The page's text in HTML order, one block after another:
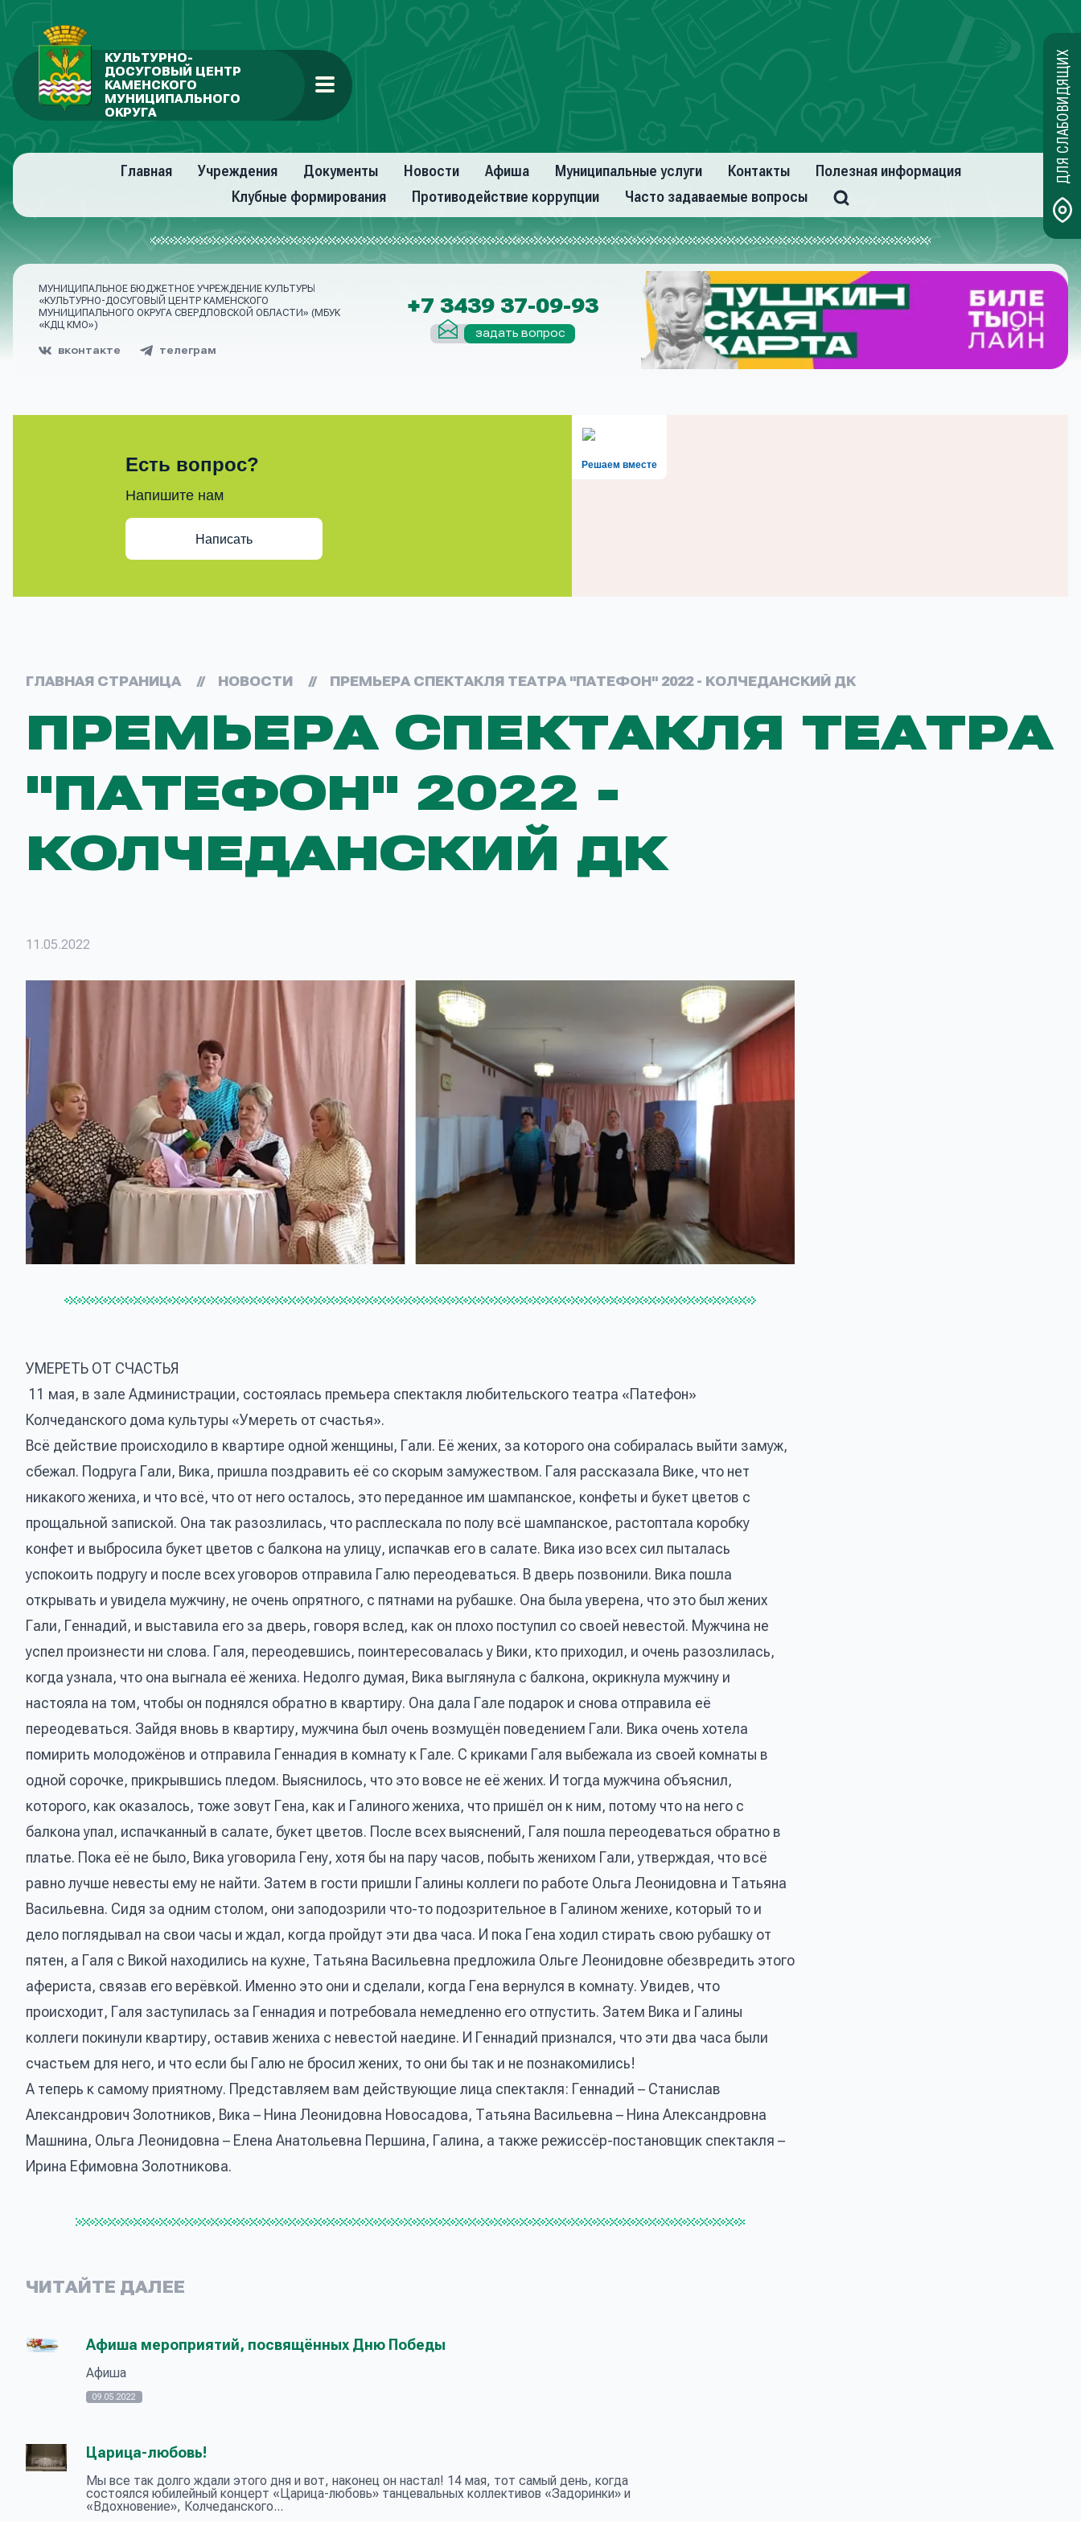
КУЛЬТУРНО-
ДОСУГОВЫЙ ЦЕНТР
КАМЕНСКОГО
МУНИЦИПАЛЬНОГО
ОКРУГА
Главная Учреждения Документы Новости Афиша Муниципальные услуги Контакты
Полезная информация
Клубные формирования
Противодействие коррупции Часто задаваемые вопросы
МУНИЦИПАЛЬНОЕ БЮДЖЕТНОЕ УЧРЕЖДЕНИЕ КУЛЬТУРЫ
«КУЛЬТУРНО-ДОСУГОВЫЙ ЦЕНТР КАМЕНСКОГО
МУНИЦИПАЛЬНОГО ОКРУГА СВЕРДЛОВСКОЙ ОБЛАСТИ» (МБУК
«КДЦ КМО»)
вконтакте телеграм
+7 3439 37-09-93
задать вопрос
Решаем вместе
Есть вопрос?
Напишите нам
Написать
ГЛАВНАЯ СТРАНИЦА // НОВОСТИ // ПРЕМЬЕРА СПЕКТАКЛЯ ТЕАТРА "ПАТЕФОН" 2022 - КОЛЧЕДАНСКИЙ ДК
ПРЕМЬЕРА СПЕКТАКЛЯ ТЕАТРА
"ПАТЕФОН" 2022 -
КОЛЧЕДАНСКИЙ ДК
11.05.2022
УМЕРЕТЬ ОТ СЧАСТЬЯ
11 мая, в зале Администрации, состоялась премьера спектакля любительского театра «Патефон»
Колчеданского дома культуры «Умереть от счастья».
Всё действие происходило в квартире одной женщины, Гали. Её жених, за которого она собиралась выйти замуж,
сбежал. Подруга Гали, Вика, пришла поздравить её со скорым замужеством. Галя рассказала Вике, что нет
никакого жениха, и что всё, что от него осталось, это переданное им шампанское, конфеты и букет цветов с
прощальной запиской. Она так разозлилась, что расплескала по полу всё шампанское, растоптала коробку
конфет и выбросила букет цветов с балкона на улицу, испачкав его в салате. Вика изо всех сил пыталась
успокоить подругу и после всех уговоров отправила Галю переодеваться. В дверь позвонили. Вика пошла
открывать и увидела мужчину, не очень опрятного, с пятнами на рубашке. Она была уверена, что это был жених
Гали, Геннадий, и выставила его за дверь, говоря вслед, как он плохо поступил со своей невестой. Мужчина не
успел произнести ни слова. Галя, переодевшись, поинтересовалась у Вики, кто приходил, и очень разозлилась,
когда узнала, что она выгнала её жениха. Недолго думая, Вика выглянула с балкона, окрикнула мужчину и
настояла на том, чтобы он поднялся обратно в квартиру. Она дала Гале подарок и снова отправила её
переодеваться. Зайдя вновь в квартиру, мужчина был очень возмущён поведением Гали. Вика очень хотела
помирить молодожёнов и отправила Геннадия в комнату к Гале. С криками Галя выбежала из своей комнаты в
одной сорочке, прикрывшись пледом. Выяснилось, что это вовсе не её жених. И тогда мужчина объяснил,
которого, как оказалось, тоже зовут Гена, как и Галиного жениха, что пришёл он к ним, потому что на него с
балкона упал, испачканный в салате, букет цветов. После всех выяснений, Галя пошла переодеваться обратно в
платье. Пока её не было, Вика уговорила Гену, хотя бы на пару часов, побыть женихом Гали, утверждая, что всё
равно лучше невесты ему не найти. Затем в гости пришли Галины коллеги по работе Ольга Леонидовна и Татьяна
Васильевна. Сидя за одним столом, они заподозрили что-то подозрительное в Галином женихе, который то и
дело поглядывал на свои часы и ждал, когда пройдут эти два часа. И пока Гена ходил стирать свою рубашку от
пятен, а Галя с Викой находились на кухне, Татьяна Васильевна предложила Ольге Леонидовне обезвредить этого
афериста, связав его верёвкой. Именно это они и сделали, когда Гена вернулся в комнату. Увидев, что
происходит, Галя заступилась за Геннадия и потребовала немедленно его отпустить. Затем Вика и Галины
коллеги покинули квартиру, оставив жениха с невестой наедине. И Геннадий признался, что эти два часа были
счастьем для него, и что если бы Галю не бросил жених, то они бы так и не познакомились!
А теперь к самому приятному. Представляем вам действующие лица спектакля: Геннадий – Станислав
Александрович Золотников, Вика – Нина Леонидовна Новосадова, Татьяна Васильевна – Нина Александровна
Машнина, Ольга Леонидовна – Елена Анатольевна Першина, Галина, а также режиссёр-постановщик спектакля –
Ирина Ефимовна Золотникова.
ЧИТАЙТЕ ДАЛЕЕ
Афиша мероприятий, посвящённых Дню Победы
Афиша
09.05.2022
Царица-любовь!
Мы все так долго ждали этого дня и вот, наконец он настал! 14 мая, тот самый день, когда
состоялся юбилейный концерт «Царица-любовь» танцевальных коллективов «Задоринки» и
«Вдохновение», Колчеданского...
ДЛЯ СЛАБОВИДЯЩИХ